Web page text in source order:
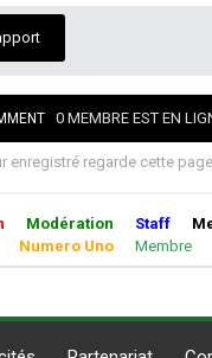
0 MEMBRE EST EN
enregistré regarde cette
Modération Staff
Numero Uno Membre